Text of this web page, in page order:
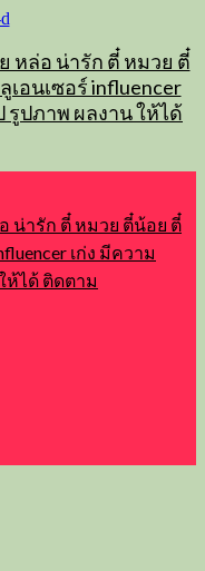
หล่อ น่ารัก ตี๋ หมวย ตี๋
อนเซอร์ influencer
รูปภาพ ผลงาน ให้ได้
น่ารัก ตี๋ หมวย ตี๋น้อย ตี๋
เก่ง มีความ
ห้ได้ ติดตาม